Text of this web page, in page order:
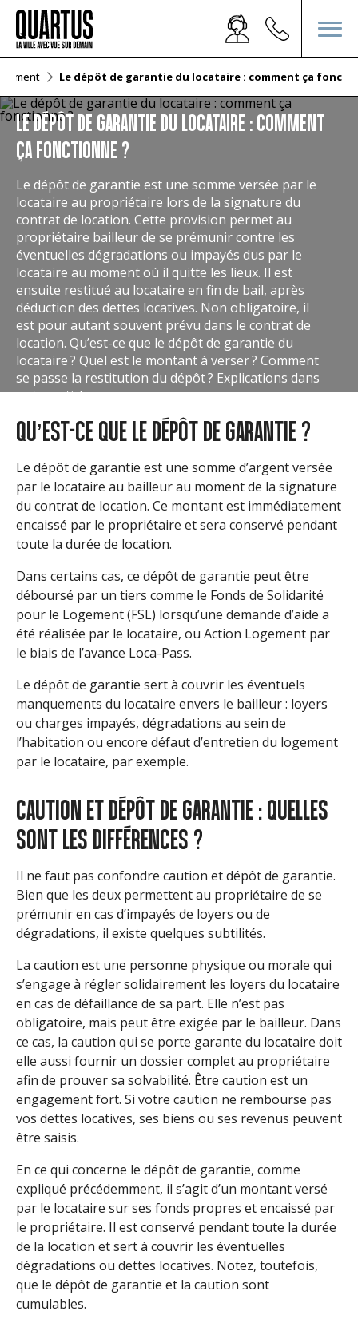
Le dépôt de garantie du locataire : comment ça
LE DÉPÔT DE GARANTIE DU LOCATAIRE : COMMENT
ÇA FONCTIONNE ?
Le dépôt de garantie est une somme versée par le
locataire au propriétaire lors de la signature du
contrat de location. Cette provision permet au
propriétaire bailleur de se prémunir contre les
éventuelles dégradations ou impayés dus par le
locataire au moment où il quitte les lieux. Il est
ensuite restitué au locataire en fin de bail, après
déduction des dettes locatives. Non obligatoire, il
est pour autant souvent prévu dans le contrat de
location. Qu’est-ce que le dépôt de garantie du
locataire ? Quel est le montant à verser ? Comment
se passe la restitution du dépôt ? Explications dans
notre article.
QU’EST-CE QUE LE DÉPÔT DE GARANTIE ?
Le dépôt de garantie est une somme d’argent versée
par le locataire au bailleur au moment de la signature
du contrat de location. Ce montant est immédiatement
encaissé par le propriétaire et sera conservé pendant
toute la durée de location.
Dans certains cas, ce dépôt de garantie peut être
déboursé par un tiers comme le Fonds de Solidarité
pour le Logement (FSL) lorsqu’une demande d’aide a
été réalisée par le locataire, ou Action Logement par
le biais de l’avance Loca-Pass.
Le dépôt de garantie sert à couvrir les éventuels
manquements du locataire envers le bailleur : loyers
ou charges impayés, dégradations au sein de
l’habitation ou encore défaut d’entretien du logement
par le locataire, par exemple.
CAUTION ET DÉPÔT DE GARANTIE : QUELLES
SONT LES DIFFÉRENCES ?
Il ne faut pas confondre caution et dépôt de garantie.
Bien que les deux permettent au propriétaire de se
prémunir en cas d’impayés de loyers ou de
dégradations, il existe quelques subtilités.
La caution est une personne physique ou morale qui
s’engage à régler solidairement les loyers du locataire
en cas de défaillance de sa part. Elle n’est pas
obligatoire, mais peut être exigée par le bailleur. Dans
ce cas, la caution qui se porte garante du locataire doit
elle aussi fournir un dossier complet au propriétaire
afin de prouver sa solvabilité. Être caution est un
engagement fort. Si votre caution ne rembourse pas
vos dettes locatives, ses biens ou ses revenus peuvent
être saisis.
En ce qui concerne le dépôt de garantie, comme
expliqué précédemment, il s’agit d’un montant versé
par le locataire sur ses fonds propres et encaissé par
le propriétaire. Il est conservé pendant toute la durée
de la location et sert à couvrir les éventuelles
dégradations ou dettes locatives. Notez, toutefois,
que le dépôt de garantie et la caution sont
cumulables.